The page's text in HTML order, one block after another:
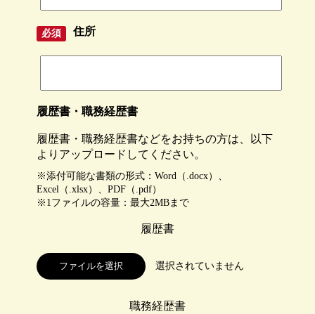
住所
履歴書・職務経歴書
履歴書・職務経歴書などをお持ちの方は、以下
よりアップロードしてください。
※添付可能な書類の形式：Word（.docx）、
Excel（.xlsx）、PDF（.pdf）
※1ファイルの容量：最大2MBまで
履歴書
ファイルを選択
職務経歴書